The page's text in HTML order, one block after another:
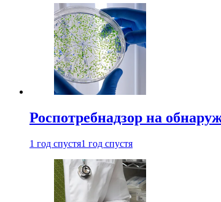
Роспотребнадзор на
1 год спустя1 год спустя